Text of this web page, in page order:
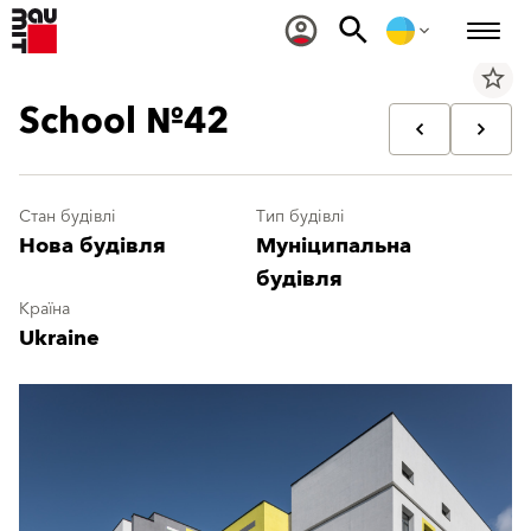
star_border
School №42
Стан будівлі
Нова будівля
Тип будівлі
Муніципальна
будівля
Країна
Ukraine